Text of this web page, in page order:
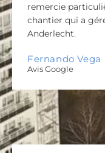
remercie
chantier qui a
Anderlecht.
Fernando Vega
Avis Google